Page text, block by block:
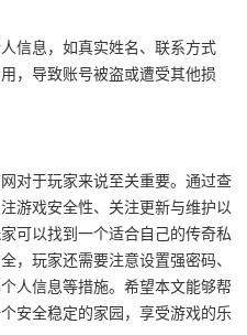
信息，如真实姓名、联系方式
，导致账号被盗或遭受其他损
对于玩家来说至关重要。通过查
游戏安全性、关注更新与维护以
可以找到一个适合自己的传奇私
，玩家还需要注意设置强密码、
人信息等措施。希望本文能够帮
安全稳定的家园，享受游戏的乐